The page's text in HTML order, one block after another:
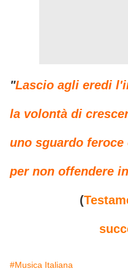
"Lascio agli eredi
la volontà di
uno sguardo feroce
per non offendere
(
#Musica Italiana